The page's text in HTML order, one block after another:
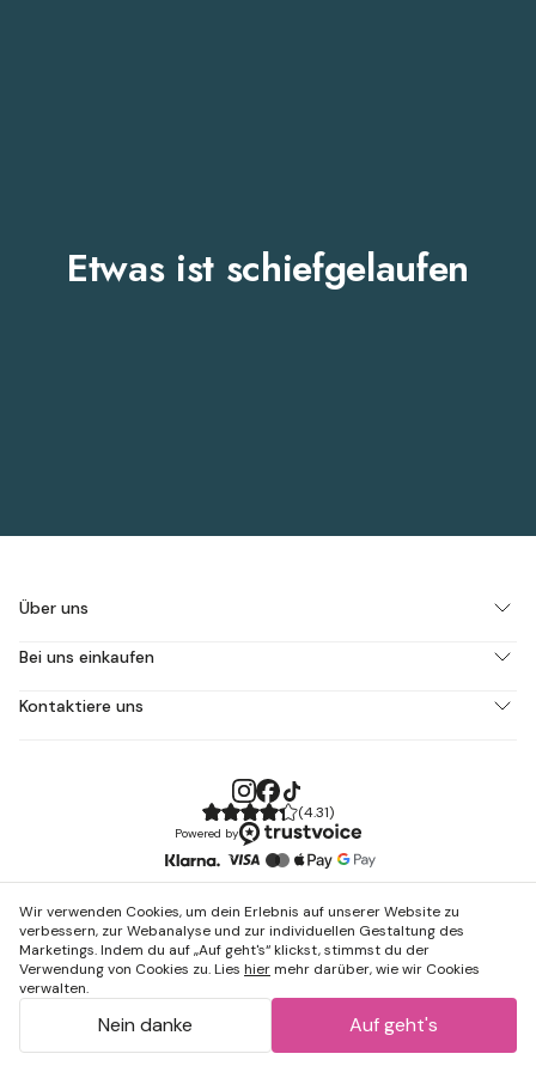
Etwas ist schiefgelaufen
Über uns
Bei uns einkaufen
Kontaktiere uns
(4.31)
Powered by
Wir verwenden Cookies, um dein Erlebnis auf unserer Website zu
verbessern, zur Webanalyse und zur individuellen Gestaltung des
Marketings. Indem du auf „Auf geht's“ klickst, stimmst du der
Verwendung von Cookies zu. Lies hiermehr darüber, wie wir Cookies
verwalten.
Nein danke Auf geht's